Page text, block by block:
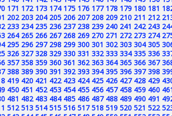
171 172 173 174 175 176 177 178 179 180 181
202 203 204 205 206 207 208 209 210 211 212
233 234 235 236 237 238 239 240 241 242 243
264 265 266 267 268 269 270 271 272 273 274
295 296 297 298 299 300 301 302 303 304 305
326 327 328 329 330 331 332 333 334 335 336
357 358 359 360 361 362 363 364 365 366 367
388 389 390 391 392 393 394 395 396 397 398
419 420 421 422 423 424 425 426 427 428 429
450 451 452 453 454 455 456 457 458 459 460
481 482 483 484 485 486 487 488 489 490 491
512 513 514 515 516 517 518 519 520 521 522